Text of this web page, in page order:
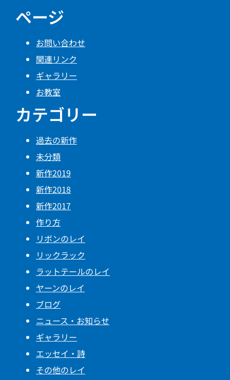
ページ
お問い合わせ
関連リンク
ギャラリー
お教室
カテゴリー
過去の新作
未分類
新作2019
新作2018
新作2017
作り方
リボンのレイ
リックラック
ラットテールのレイ
ヤーンのレイ
ブログ
ニュース・お知らせ
ギャラリー
エッセイ・詩
その他のレイ